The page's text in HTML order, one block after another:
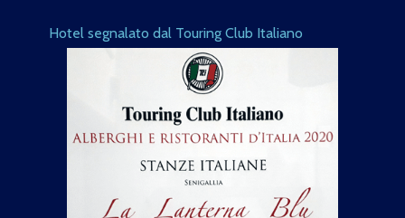
Hotel segnalato dal Touring Club Italiano